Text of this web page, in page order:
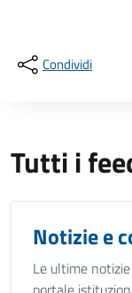
Condividi
Tutti i
Notizie e
Le ultime